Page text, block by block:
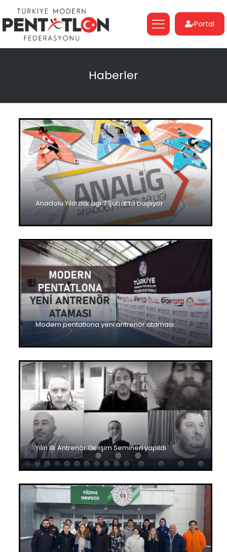
Portal
Haberler
Anadolu Yıldızlar Ligi 7 Şubat’ta başlıyor
Modern pentatlona yeni antrenör ataması
Yılın ilk Antrenör Gelişim Semineri yapıldı